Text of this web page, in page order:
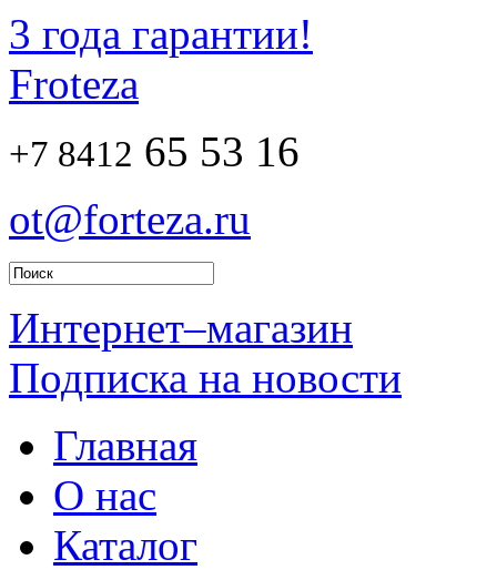
3 года гарантии!
Froteza
+7 8412 65 53 16
ot@forteza.ru
Интернет–магазин
Подписка на новости
Главная
О нас
Каталог